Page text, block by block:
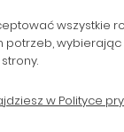
i Plotery
zł
wszystkie
wybierając
w Polityce